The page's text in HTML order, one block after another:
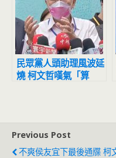
民眾黨人頭助理風波延
燒 柯文哲嘆氣「算
Previous Post
不爽侯友宜下最後通牒 柯